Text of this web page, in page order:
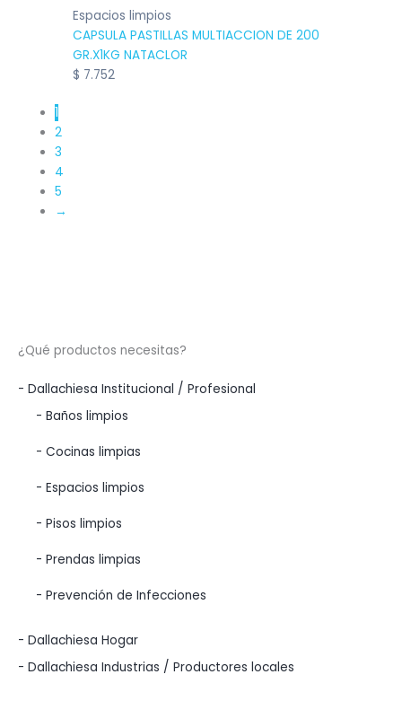
¿Qué productos necesitas?
- Dallachiesa Institucional / Profesional
- Baños limpios
- Cocinas limpias
- Espacios limpios
- Pisos limpios
- Prendas limpias
- Prevención de Infecciones
- Dallachiesa Hogar
- Dallachiesa Industrias / Productores locales
Espacios limpios
CAPSULA PASTILLAS MULTIACCION DE 200
GR.X1KG NATACLOR
$ 7.752
1
2
3
4
5
→